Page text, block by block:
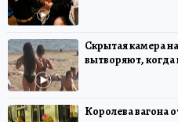
Скрытая камера
вытворяют, когда
Королева вагона